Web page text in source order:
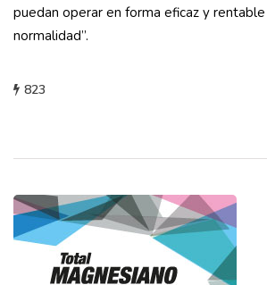
puedan operar en forma eficaz y
normalidad”.
823